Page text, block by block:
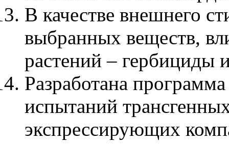
В качестве внешнего
выбранных веществ,
растений – гербициды
Разработана
испытаний
экспрессирующих